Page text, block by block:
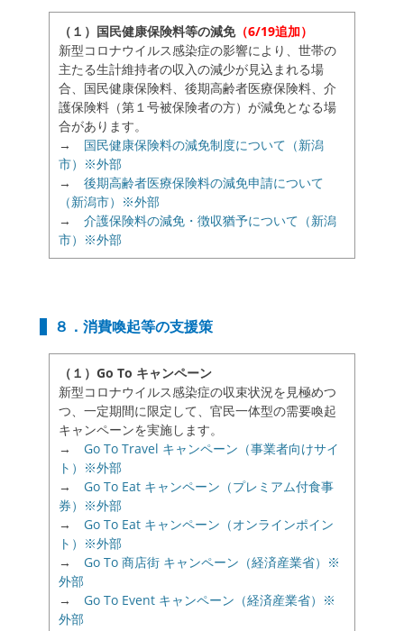
（１）国民健康保険料等の減免（6/19追加）
新型コロナウイルス感染症の影響により、世帯の
主たる生計維持者の収入の減少が見込まれる場
合、国民健康保険料、後期高齢者医療保険料、介
護保険料（第１号被保険者の方）が減免となる場
合があります。
→ 国民健康保険料の減免制度について（新潟
市）※外部
→ 後期高齢者医療保険料の減免申請について
（新潟市）※外部
→ 介護保険料の減免・徴収猶予について（新潟
市）※外部
８．消費喚起等の支援策
（１）Go To キャンペーン
新型コロナウイルス感染症の収束状況を見極めつ
つ、一定期間に限定して、官民一体型の需要喚起
キャンペーンを実施します。
→ Go To Travel キャンペーン（事業者向けサイ
ト）※外部
→ Go To Eat キャンペーン（プレミアム付食事
券）※外部
→ Go To Eat キャンペーン（オンラインポイン
ト）※外部
→ Go To 商店街 キャンペーン（経済産業省）※
外部
→ Go To Event キャンペーン（経済産業省）※
外部